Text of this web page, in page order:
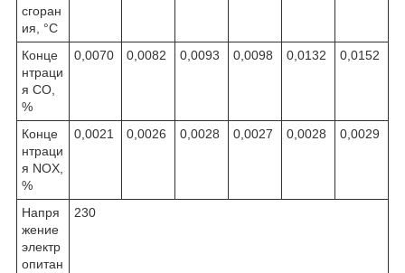
сгоран
ия, °C
Конце
нтраци
я СО,
%
0,0070 0,0082 0,0093 0,0098 0,0132 0,0152
Конце
нтраци
я NOX,
%
0,0021 0,0026 0,0028 0,0027 0,0028 0,0029
Напря
жение
электр
опитан
230